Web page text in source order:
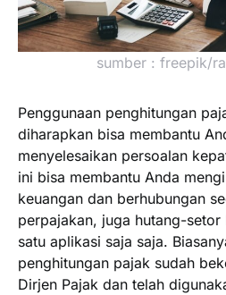
sumber : freepik/
Penggunaan penghitungan
diharapkan bisa membantu
menyelesaikan persoalan
ini bisa membantu Anda
keuangan dan berhubungan
perpajakan, juga hutang-setor
satu aplikasi saja saja.
penghitungan pajak sudah
Dirjen Pajak dan telah